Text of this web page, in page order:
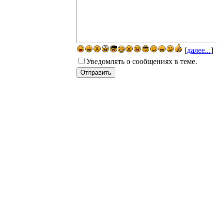
[далее...]
Уведомлять о сообщениях в теме.